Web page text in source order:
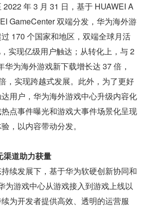
年 3 月 31 日，基于 HUAWEI A
GameCenter 双端分发，华为海外游
170 个国家和地区，双端全球月活
实现亿级用户触达；从转化上，与 2
为海外游戏新下载增长达 37 倍，
，实现跨越式发展。此外，为了更好
用户，华为海外游戏中心升级内容化
点事件曝光和游戏大事件场景化呈现
，以内容带动分发。
渠道助力获量
续发展下，基于华为软硬创新协同和
为游戏中心从游戏接入到游戏上线以
为开发者提供高效、透明的运营服